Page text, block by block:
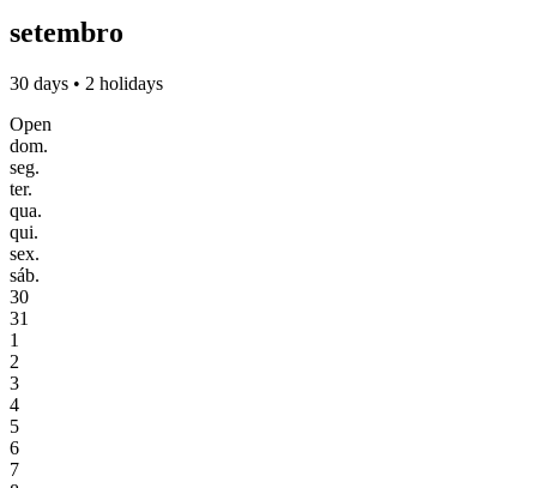
setembro
30 days • 2 holidays
Open
dom.
seg.
ter.
qua.
qui.
sex.
sáb.
30
31
1
2
3
4
5
6
7